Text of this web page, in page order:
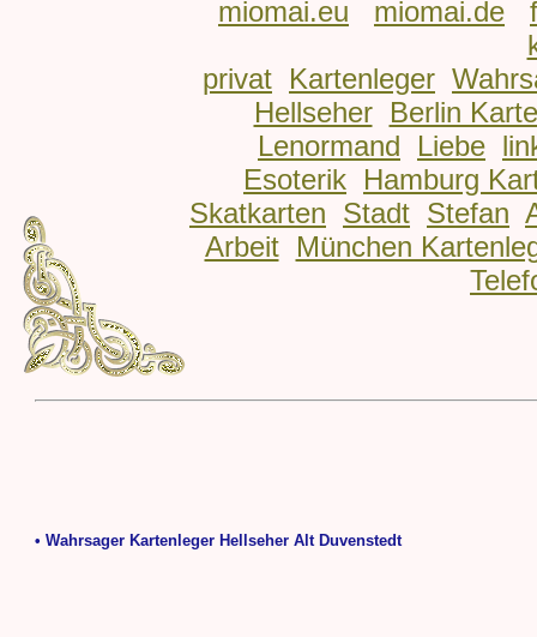
miomai.eu miomai.de
privat Kartenleger
Hellseher
Berlin
Lenormand
Liebe
Esoterik Hamburg
Skatkarten Stadt Stefan
Arbeit
München
• Wahrsager Kartenleger Hellseher Alt Duvenstedt